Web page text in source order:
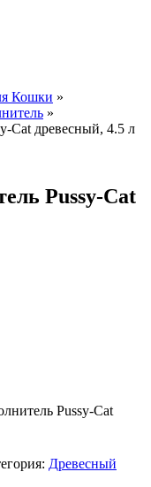
Кошки »
»
Cat древесный, 4.5 л
Pussy-Cat
Pussy-Cat
Древесный